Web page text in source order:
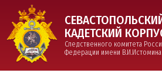
КАДЕТСКИЙ
Следственного комитета
Федерации имени В.И.Истомина